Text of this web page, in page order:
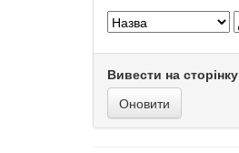
Вивести на сторінку